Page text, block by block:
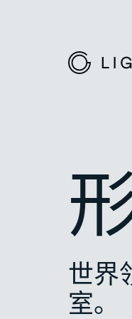
世界
室。